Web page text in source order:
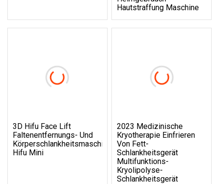
Hautstraffung Maschine
3D Hifu Face Lift
Faltenentfernungs- Und
Körperschlankheitsmaschine
Hifu Mini
2023 Medizinische
Kryotherapie Einfrieren
Von Fett-
Schlankheitsgerät
Multifunktions-
Kryolipolyse-
Schlankheitsgerät